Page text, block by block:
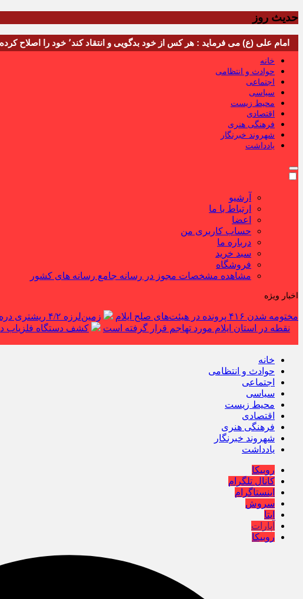
حدیث روز
امام علی (ع) می فرماید : هر کس از خود بدگویی و انتقاد کند٬ خود را اصلاح کرده و هر کس خودستایی نماید٬ پس به تحقیق خویش را تباه نموده است.
خانه
حوادث و انتظامی
اجتماعی
سیاسی
محیط زیست
اقتصادی
فرهنگی هنری
شهروند خبرنگار
یادداشت
آرشیو
ارتباط با ما
اعضا
حساب کاربری من
درباره ما
سبد خرید
فروشگاه
مشاهده مشخصات مجوز در رسانه جامع رسانه های کشور
اخبار ویژه
مختومه شدن ۴۱۶ پرونده در هیئت‌های صلح ایلام زمین‌لرزه ۴/۲ ریشتری دره شهر را لرزاند
نقطه در استان ایلام مورد تهاجم قرار گرفته است
کشف دستگاه فلزیاب
خانه
حوادث و انتظامی
اجتماعی
سیاسی
محیط زیست
اقتصادی
فرهنگی هنری
شهروند خبرنگار
یادداشت
روبیکا
کانال تلگرام
اینستاگرام
سروش
ایتا
آپارات
روبیکا